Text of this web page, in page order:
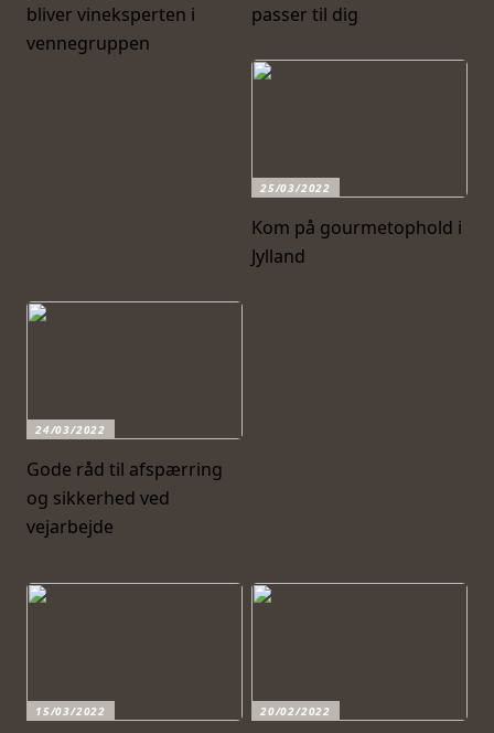
bliver vineksperten i
vennegruppen
passer til dig
25/03/2022
Kom på gourmetophold i
Jylland
24/03/2022
Gode råd til afspærring
og sikkerhed ved
vejarbejde
15/03/2022 20/02/2022